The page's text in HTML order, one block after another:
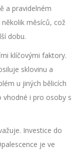
a pravidelném
měsíců, což
dobu.
klíčovými faktory.
sklovinu a
u jiných bělicích
i pro osoby s
Investice do
je ve